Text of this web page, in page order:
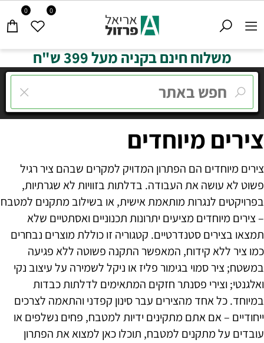
0 0
משלוח חינם בקניה מעל 399 ש"ח
צירים מיוחדים
צירים מיוחדים הם הפתרון המדויק למקרים שבהם ציר רגיל
פשוט לא עושה את העבודה. בדלתות בזוויות לא שגרתיות,
בפרויקטים לנגרות מותאמת אישית, או בשילוב מתקנים למטבח
– צירים מיוחדים מציעים יתרונות תכנוניים ואסתטיים שלא
תמצאו בצירים סטנדרטיים. קטגוריה זו כוללת מוצרים נבחרים
כמו ציר ללא קידוח, המאפשר התקנה פשוטה ללא פגיעה
במשטח; ציר סמוי בגימור פליז או ניקל לשמירה על עיצוב נקי
ואלגנטי; וצירי פסנתר חזקים המתאימים לדלתות כבדות
במיוחד. כל אחד מהצירים עבר סינון קפדני והתאמה לצרכים
ייחודיים – אם אתם מתקינים ידיות למטבח, פחים נשלפים או
עובדים על מתקנים למטבח, תוכלו כאן למצוא את הפתרון